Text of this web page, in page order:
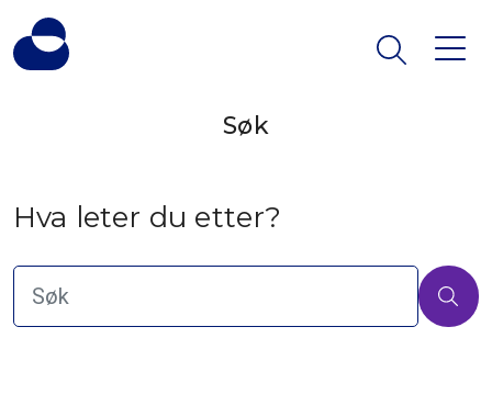
Søk
Hva leter du etter?